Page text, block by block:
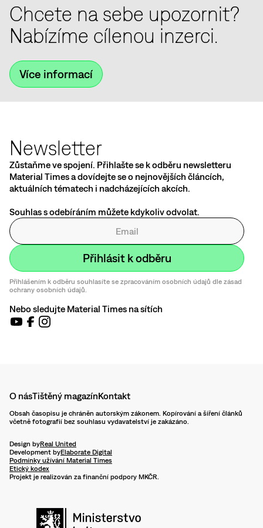
Chcete na sebe upozornit?
Nabízíme cílenou inzerci.
Více informací
Newsletter
Zůstaňme ve spojení. Přihlašte se k odběru newsletteru
Material Times a dovídejte se o nejnovějších článcích,
aktuálních tématech i nadcházejících akcích.
Souhlas s odebíráním můžete kdykoliv odvolat.
Přihlášením k odběru souhlasíte se zpracováním osobních údajů dle zásad
ochrany osobních údajů.
Nebo sledujte Material Times na sítích
O násTištěný magazínKontakt
Obsah časopisu je chráněn autorským zákonem. Kopírování a šíření článků
včetně fotografií bez souhlasu vydavatelství je zakázáno.
Design byReal United
Development byElaborate Digital
Podmínky užívání Material Times
Etický kodex
Projekt je realizován za finanční podpory MKČR.